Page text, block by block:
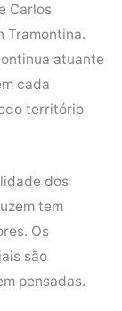
Carlos
Tramontina.
atuante
cada
território
dos
tem
Os
são
pensadas.